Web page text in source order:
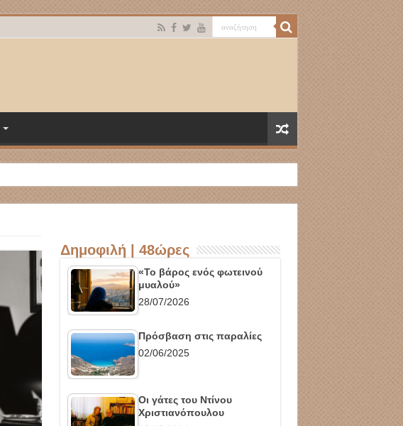
Δημοφιλή | 48ώρες
«Το βάρος ενός φωτεινού
μυαλού»
28/07/2026
Πρόσβαση στις παραλίες
02/06/2025
Οι γάτες του Ντίνου
Χριστιανόπουλου